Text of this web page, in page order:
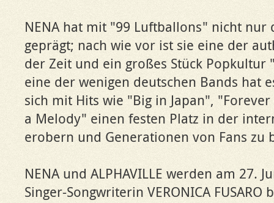
NENA hat mit "99 Luftballons" nicht nur
geprägt; nach wie vor ist sie eine der
der Zeit und ein großes Stück Popkultur
eine der wenigen deutschen Bands hat
sich mit Hits wie "Big in Japan",
a Melody" einen festen Platz in der
erobern und Generationen von Fans zu
NENA und ALPHAVILLE werden am 27.
Singer-Songwriterin VERONICA FUSARO